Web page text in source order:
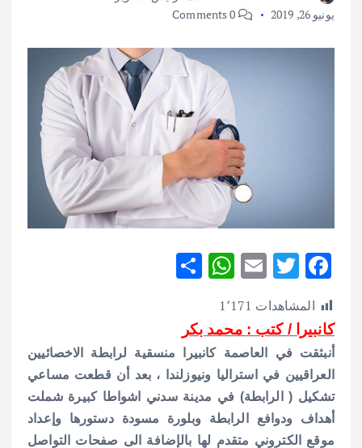
يونيو 26, 2019
F
ac
e
b
o
o
k
T
w
it
te
r
E
m
ai
l
W
at
s
A
p
p
e
المشاهدات 1٬171
كانبيرا / كتب : محمد بكر
أنبثقت في العاصمة كانبيرا منسقية لرابطة الاخصائيين
العراقيين في استراليا ونيوزلندا ، بعد أن قطعت مساعي
تشكيل ( الرابطة) في مدينة سدني اشواطا كبيرة شملت
أهداف ودوافع الرابطة وبلورة مسودة دستورها وإعداد
موقع الكتروني متقدم لها بالإضافة الى صفحات التواصل